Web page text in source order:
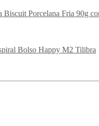
Biscuit Porcelana Fria 90g
Bolso Happy M2 Tilibra